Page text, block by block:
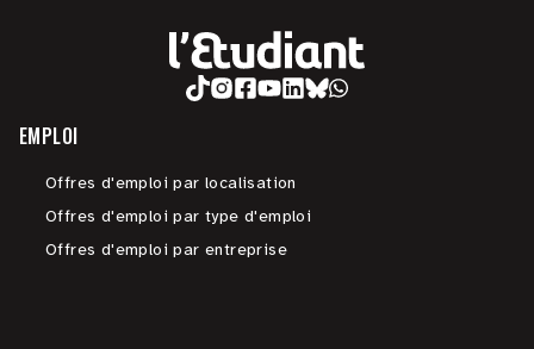
EMPLOI
Offres d'emploi par localisation
Offres d'emploi par type d'emploi
Offres d'emploi par entreprise